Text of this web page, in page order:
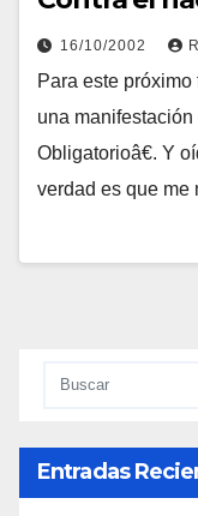
16/10/2002
Para este
una
Obligatorioâ€. Y
verdad es que
Entradas